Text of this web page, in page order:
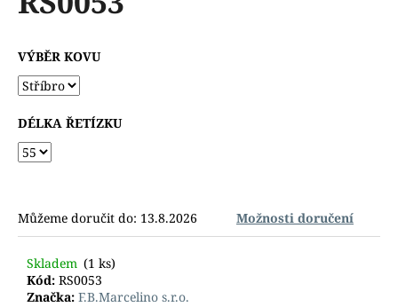
z
VÝBĚR KOVU
DÉLKA ŘETÍZKU
Můžeme doručit do: 13.8.2026 Možnosti doručení
Skladem (1 ks)
Kód: RS0053
Značka: F.B.Marcelino s.r.o.
e
m
e